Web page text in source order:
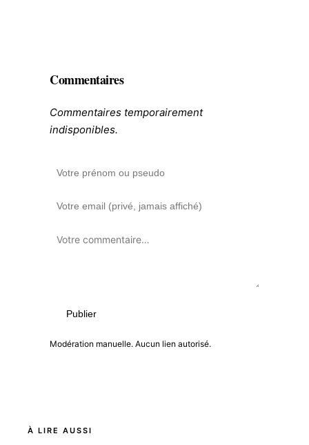
Commentaires
Commentaires temporairement
indisponibles.
Publier
Modération manuelle. Aucun lien autorisé.
À LIRE AUSSI